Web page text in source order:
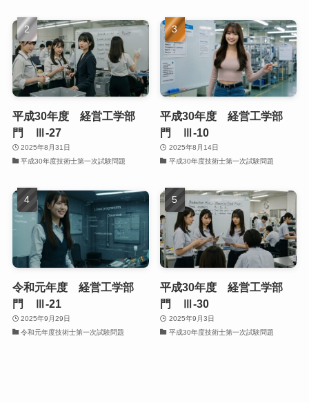
平成30年度 経営工学部
門 Ⅲ-27
2025年8月31日
平成30年度技術士第一次試験問題
平成30年度 経営工学部
門 Ⅲ-10
2025年8月14日
平成30年度技術士第一次試験問題
令和元年度 経営工学部
門 Ⅲ-21
2025年9月29日
令和元年度技術士第一次試験問題
平成30年度 経営工学部
門 Ⅲ-30
2025年9月3日
平成30年度技術士第一次試験問題